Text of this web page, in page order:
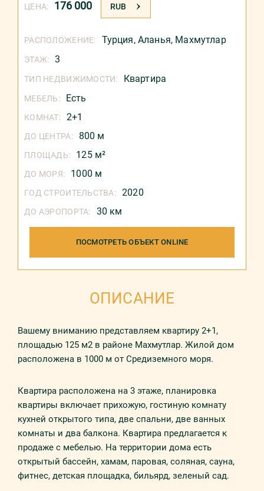
ЦЕНА: 176 000 RUB
РАСПОЛОЖЕНИЕ: Турция, Аланья, Махмутлар
ЭТАЖ: 3
ТИП НЕДВИЖИМОСТИ: Квартира
МЕБЕЛЬ: Есть
КОМНАТ: 2+1
ДО ЦЕНТРА: 800 м
ПЛОЩАДЬ: 125 м²
ДО МОРЯ: 1000 м
ГОД СТРОИТЕЛЬСТВА: 2020
ДО АЭРОПОРТА: 30 км
ПОСМОТРЕТЬ ОБЪЕКТ ONLINE
ОПИСАНИЕ
Вашему вниманию представляем квартиру 2+1,
площадью 125 м2 в районе Махмутлар. Жилой дом
расположена в 1000 м от Средиземного моря.
Квартира расположена на 3 этаже, планировка
квартиры включает прихожую, гостиную комнату
кухней открытого типа, две спальни, две ванных
комнаты и два балкона. Квартира предлагается к
продаже с мебелью. На территории дома есть
открытый бассейн, хамам, паровая, соляная, сауна,
фитнес, детская площадка, бильярд, зеленый сад.